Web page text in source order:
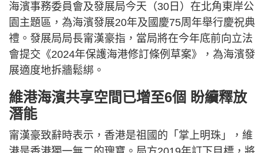
海濱事務委員會及發展局今天（30日）在北角東岸公
園主題區，為海濱發展20年及國慶75周年舉行慶祝典
禮。發展局局長甯漢豪指，當局將在今年底前向立法
會提交《2024年保護海港修訂條例草案》，為海濱發
展適度地拆牆鬆綁。
維港海濱共享空間已增至6個 盼續釋放
潛能
甯漢豪致辭時表示，香港是祖國的「掌上明珠」，維